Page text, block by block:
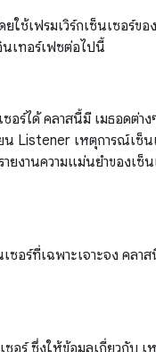
ช้เฟรมเวิร์กเซ็นเซอร์ข
เทอร์เฟซต่อไปนี้
ได้ คลาสนี้มี เมธอดต่าง
Listener เหตุการณ์เซ็น
ยงานความแม่นยําของเ
อร์ที่เฉพาะเจาะจง คลา
อร์ ซึ่งให้ข้อมูลเกี่ยวกับ